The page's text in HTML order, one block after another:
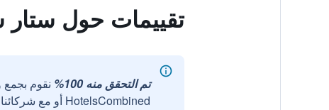
تقييمات حول
تم التحقق منه 100%
نقوم
HotelsCombined أو مع شركائنا الخارجيين الموثوقين.